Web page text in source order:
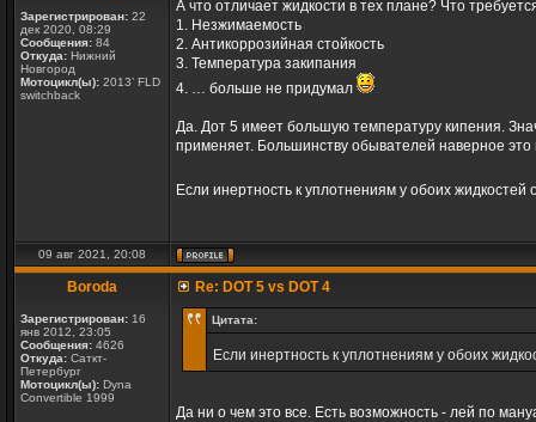
Зарегистрирован: 22
дек 2020, 08:29
Сообщения: 84
Откуда: Нижний
Новгород
Мотоцикл(ы): 2013’ FLD
switchback
А что отличает жидкости в тех плане? Что
1. Незжимаемость
2. Антикоррозийная стойкость
3. Температура закипания
4. … больше не придумал
Да. Дот 5 имеет большую температуру кипения.
применяет. Большинству обывателей наверное это
Если инертность к уплотнениям у обоих
09 авг 2021, 20:08
Boroda
Зарегистрирован: 16
янв 2012, 23:05
Сообщения: 4626
Откуда: Саткт-
Петербург
Мотоцикл(ы): Dyna
Convertible 1999
Re: DOT 5 vs DOT 4
Цитата:
Если инертность к уплотнениям у обоих
Да ни о чем это все. Есть возможность - лей по